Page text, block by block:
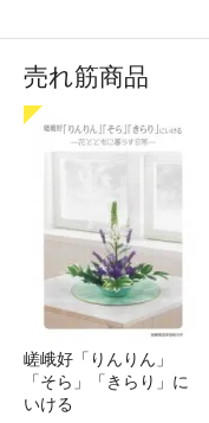
売れ筋商品
嵯峨好「りんりん」
「そら」「きらり」に
いける